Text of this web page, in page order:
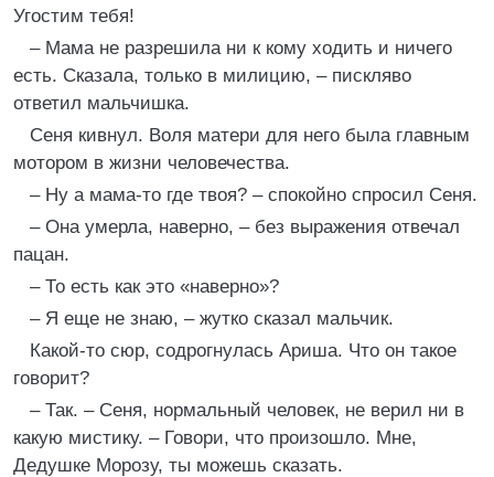
Угостим тебя!
– Мама не разрешила ни к кому ходить и ничего
есть. Сказала, только в милицию, – пискляво
ответил мальчишка.
Сеня кивнул. Воля матери для него была главным
мотором в жизни человечества.
– Ну а мама-то где твоя? – спокойно спросил Сеня.
– Она умерла, наверно, – без выражения отвечал
пацан.
– То есть как это «наверно»?
– Я еще не знаю, – жутко сказал мальчик.
Какой-то сюр, содрогнулась Ариша. Что он такое
говорит?
– Так. – Сеня, нормальный человек, не верил ни в
какую мистику. – Говори, что произошло. Мне,
Дедушке Морозу, ты можешь сказать.